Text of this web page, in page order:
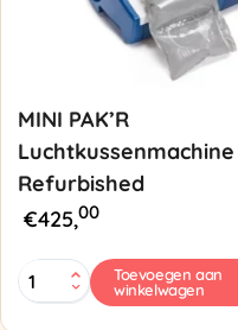
MINI PAK’R
Luchtkussenmachine
Refurbished
€425,00
MINI
PAK'R
Toevoegen aan
winkelwagen